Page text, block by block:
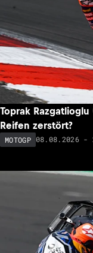
Toprak
Reifen zerstört?
MOTOGP 08.08.2026 -